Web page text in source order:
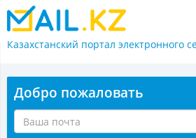
Казахстанский портал электронного
Добро пожаловать